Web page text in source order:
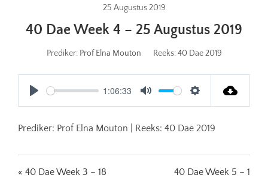
25 Augustus 2019
40 Dae Week 4 – 25 Augustus 2019
Prediker: Prof Elna Mouton Reeks: 40 Dae 2019
Play
1:06:33
Mute Settings
Prediker: Prof Elna Mouton | Reeks: 40 Dae 2019
« 40 Dae Week 3 – 18
40 Dae Week 5 – 1